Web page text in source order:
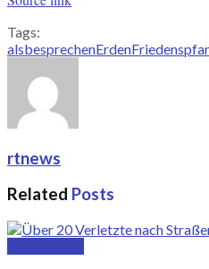
Tags:
alsbesprechenErden
rtnews
Related Posts